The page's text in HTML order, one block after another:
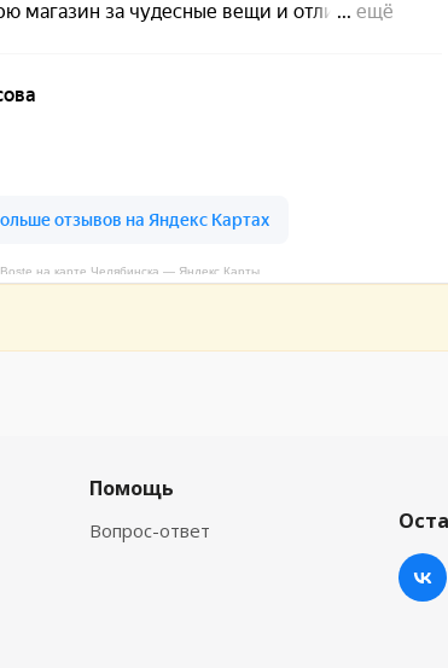
Boste на карте Челябинска — Яндекс Карты
Помощь
Вопрос-ответ